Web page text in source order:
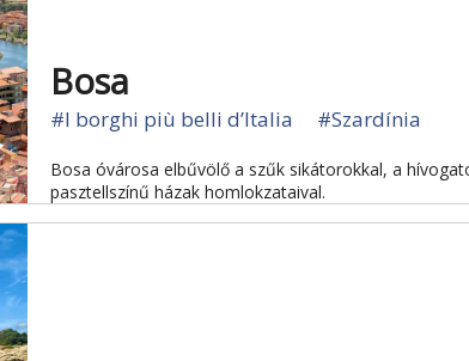
Bosa
#I borghi più belli d’Italia #Szardínia
Bosa óvárosa elbűvölő a szűk sikátorokkal, a
pasztellszínű házak homlokzataival.